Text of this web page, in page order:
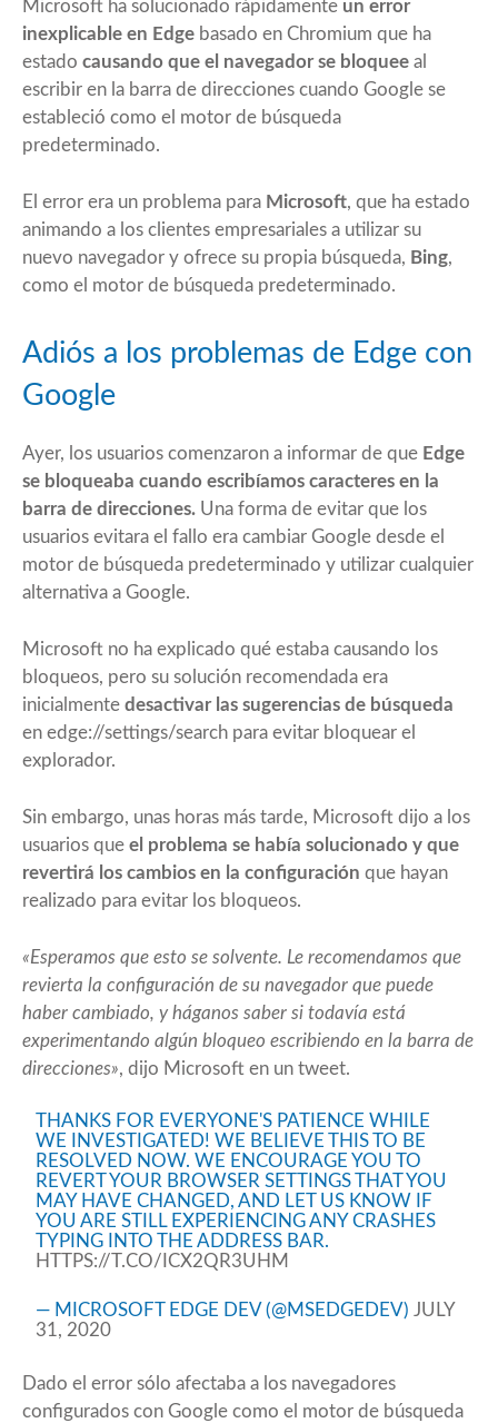
Microsoft ha solucionado rápidamente un error
inexplicable en Edge basado en Chromium que ha
estado causando que el navegador se bloquee al
escribir en la barra de direcciones cuando Google se
estableció como el motor de búsqueda
predeterminado.
El error era un problema para Microsoft, que ha estado
animando a los clientes empresariales a utilizar su
nuevo navegador y ofrece su propia búsqueda, Bing,
como el motor de búsqueda predeterminado.
Adiós a los problemas de Edge con
Google
Ayer, los usuarios comenzaron a informar de que Edge
se bloqueaba cuando escribíamos caracteres en la
barra de direcciones. Una forma de evitar que los
usuarios evitara el fallo era cambiar Google desde el
motor de búsqueda predeterminado y utilizar cualquier
alternativa a Google.
Microsoft no ha explicado qué estaba causando los
bloqueos, pero su solución recomendada era
inicialmente desactivar las sugerencias de búsqueda
en edge://settings/search para evitar bloquear el
explorador.
Sin embargo, unas horas más tarde, Microsoft dijo a los
usuarios que el problema se había solucionado y que
revertirá los cambios en la configuración que hayan
realizado para evitar los bloqueos.
«Esperamos que esto se solvente. Le recomendamos que
revierta la configuración de su navegador que puede
haber cambiado, y háganos saber si todavía está
experimentando algún bloqueo escribiendo en la barra de
direcciones», dijo Microsoft en un tweet.
THANKS FOR EVERYONE'S PATIENCE WHILE
WE INVESTIGATED! WE BELIEVE THIS TO BE
RESOLVED NOW. WE ENCOURAGE YOU TO
REVERT YOUR BROWSER SETTINGS THAT YOU
MAY HAVE CHANGED, AND LET US KNOW IF
YOU ARE STILL EXPERIENCING ANY CRASHES
TYPING INTO THE ADDRESS BAR.
HTTPS://T.CO/ICX2QR3UHM
— MICROSOFT EDGE DEV (@MSEDGEDEV) JULY
31, 2020
Dado el error sólo afectaba a los navegadores
configurados con Google como el motor de búsqueda